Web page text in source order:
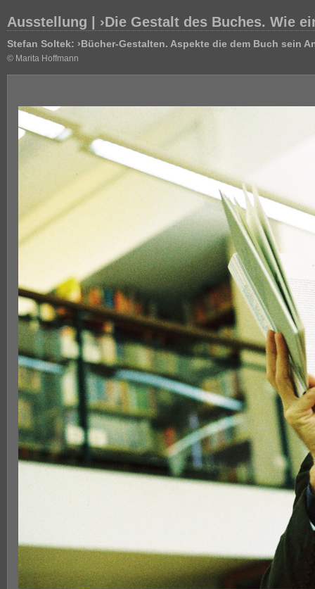
Ausstellung | ›Die Gestalt des Buches. Wie
Stefan Soltek: ›Bücher-Gestalten. Aspekte die dem Buch sein
© Marita Hoffmann